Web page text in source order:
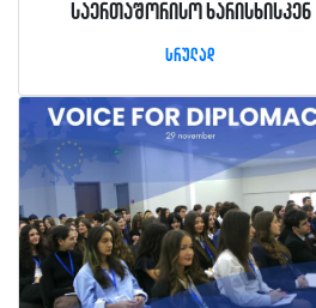
საერთაშორისო ხარისხისკენ
სრულად